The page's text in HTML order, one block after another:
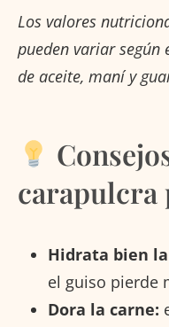
Los valores
pueden variar
de aceite, maní y
carapulcra
Hidrata bien la
el guiso pierde
Dora la carne: